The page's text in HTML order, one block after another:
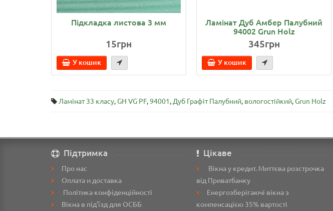
Підкладка листова 3 мм
15грн
У кошик
Ламінат Дуб Амбер Палубний
94002 Grun Holz
345грн
У кошик
Ламінат 33 класу,GH VG PF,94001, Дуб Графіт Палубний, вологостійкий,Grun Holz
Підтримка
Про нас
Оплата и доставка
Політика конфіденційності
Вікна в під’їзд для ОСББ
Цікаве
Вікна у кредит. Миттєва розстрочка
від Приватбанку
Енергозберігаючі вікна з
компенсацією 35% вартості